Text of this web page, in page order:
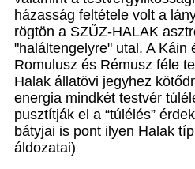
házasság feltétele volt a
rögtön a SZŰZ-HALAK
"haláltengelyre" utal. A Káin
Romulusz és Rémusz féle
Halak állatövi jegyhez
energia mindkét testvér
pusztítják el a “túlélés”
bátyjai is pont ilyen Halak
áldozatai)